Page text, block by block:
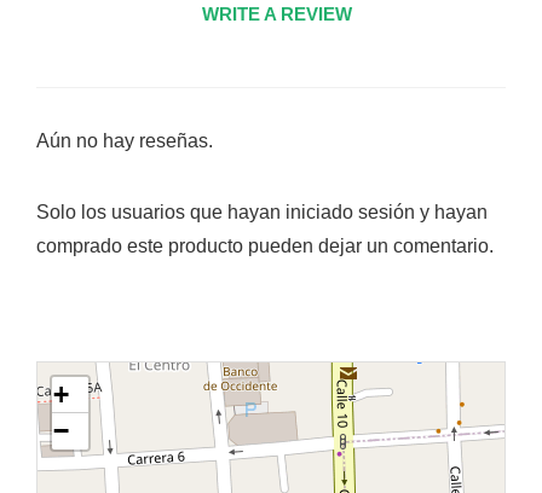
WRITE A REVIEW
Aún no hay reseñas.
Solo los usuarios que hayan iniciado sesión y hayan
comprado este producto pueden dejar un comentario.
+
−